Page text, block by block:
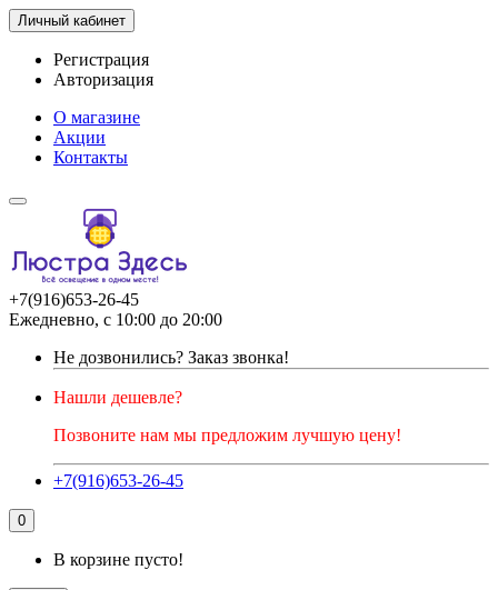
Личный кабинет
Регистрация
Авторизация
О магазине
Акции
Контакты
+7(916)653-26-45
Ежедневно, с 10:00 до 20:00
Не дозвонились? Заказ звонка!
Нашли дешевле?
Позвоните нам мы предложим лучшую цену!
+7(916)653-26-45
0
В корзине пусто!